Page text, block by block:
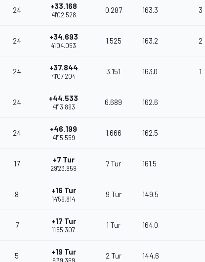
24 +33.168
41'02.528
0.287 163.3 3
24 +34.693
41'04.053
1.525 163.2 2
24 +37.844
41'07.204
3.151 163.0 1
24 +44.533
41'13.893
6.689 162.6
24 +46.199
41'15.559
1.666 162.5
17 +7 Tur
29'23.859
7 Tur 161.5
8 +16 Tur
14'56.814
9 Tur 149.5
7 +17 Tur
11'55.307
1 Tur 164.0
5 +19 Tur 2 Tur 144.6